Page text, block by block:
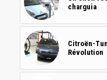
charguia
Citroën-
Révolution